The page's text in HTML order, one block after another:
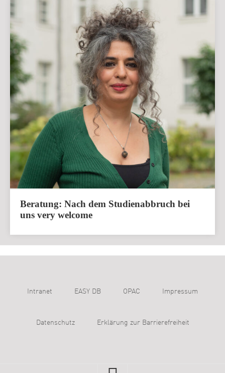
Beratung: Nach dem Studienabbruch bei
uns very welcome
Intranet EASY DB OPAC Impressum
Datenschutz Erklärung zur Barrierefreiheit